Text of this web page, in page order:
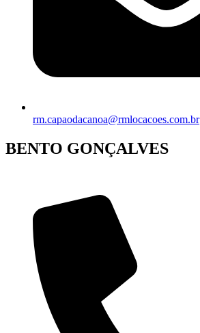
rm.capaodacanoa@rmlocacoes.com.br
BENTO GONÇALVES